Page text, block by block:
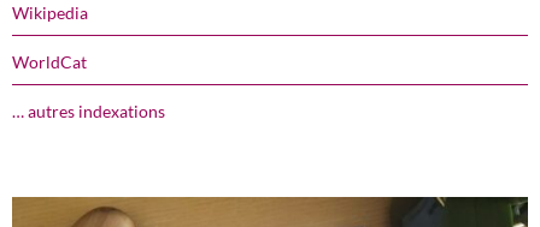
Wikipedia
WorldCat
… autres indexations